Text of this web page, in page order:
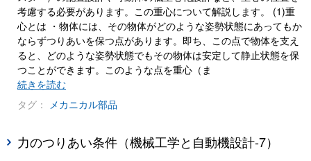
考慮する必要があります。この重心について解説します。 (1)重
心とは ・物体には、その物体がどのような姿勢状態にあってもか
ならずつりあいを保つ点があります。即ち、この点で物体を支え
ると、どのような姿勢状態でもその物体は安定して静止状態を保
つことができます。このような点を重心（ま
続きを読む
タグ： メカニカル部品
力のつりあい条件（機械工学と自動機設計-7）